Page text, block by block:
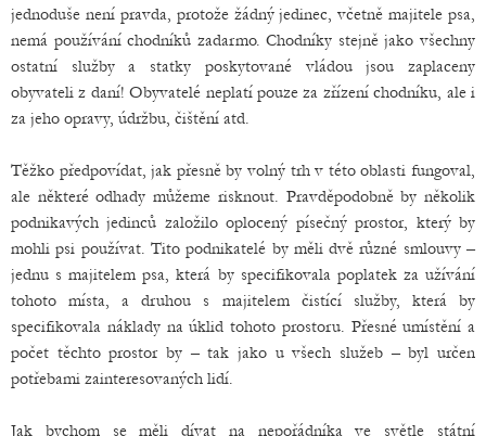
jednoduše není pravda, protože žádný jedinec, včetně majitele psa,
nemá používání chodníků zadarmo. Chodníky stejně jako všechny
ostatní služby a statky poskytované vládou jsou zaplaceny
obyvateli z daní! Obyvatelé neplatí pouze za zřízení chodníku, ale i
za jeho opravy, údržbu, čištění atd.
Těžko předpovídat, jak přesně by volný trh v této oblasti fungoval,
ale některé odhady můžeme risknout. Pravděpodobně by několik
podnikavých jedinců založilo oplocený písečný prostor, který by
mohli psi používat. Tito podnikatelé by měli dvě různé smlouvy –
jednu s majitelem psa, která by specifikovala poplatek za užívání
tohoto místa, a druhou s majitelem čistící služby, která by
specifikovala náklady na úklid tohoto prostoru. Přesné umístění a
počet těchto prostor by – tak jako u všech služeb – byl určen
potřebami zainteresovaných lidí.
Jak bychom se měli dívat na nepořádníka ve světle státní